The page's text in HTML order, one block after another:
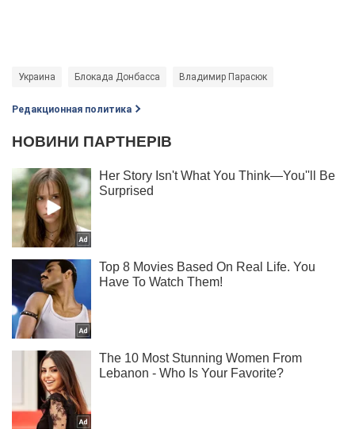
Украина Блокада Донбасса Владимир Парасюк
Редакционная политика